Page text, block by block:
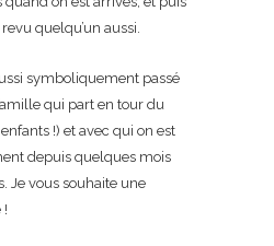
quelqu’un aussi.
symboliquement passé
qui part en tour du
!) et avec qui on est
depuis quelques mois
Je vous souhaite une
!